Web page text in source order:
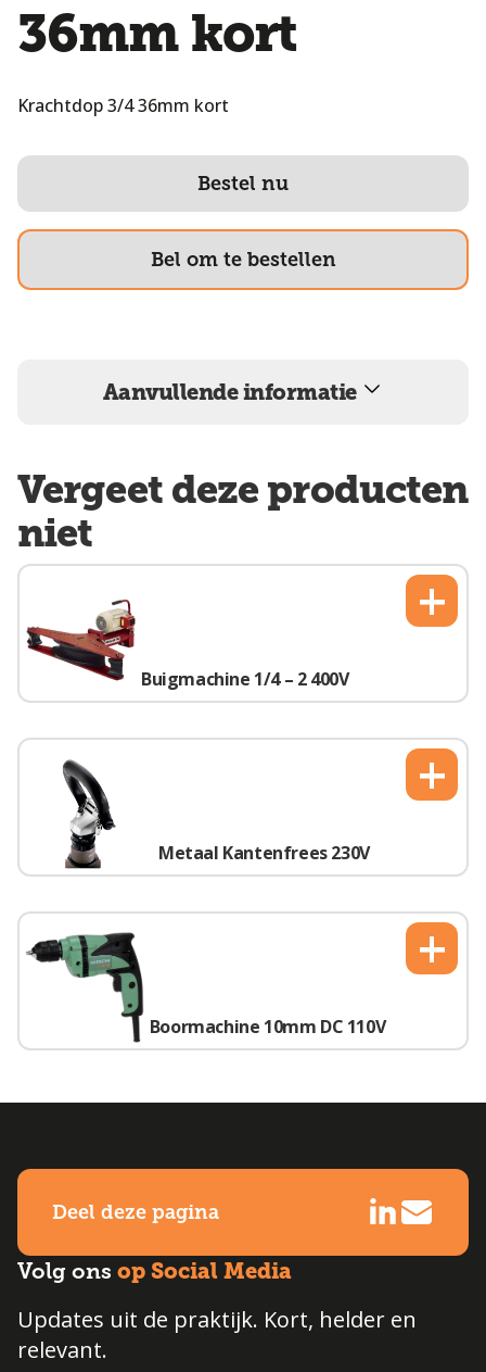
36mm kort
Krachtdop 3/4 36mm kort
Bestel nu
Bel om te bestellen
Aanvullende informatie
Vergeet deze producten
niet
Buigmachine 1/4 – 2 400V
+
Metaal Kantenfrees 230V
+
Boormachine 10mm DC 110V
+
Deel deze pagina
Volg ons op Social Media
Updates uit de praktijk. Kort, helder en
relevant.